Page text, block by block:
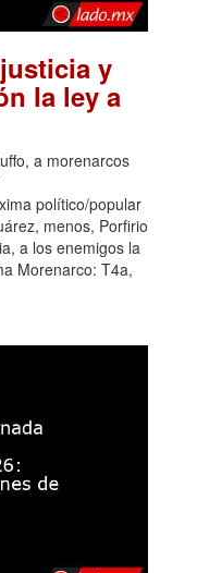
y
la ley a
a morenarcos
político/popular
menos, Porfirio
a los enemigos la
Morenarco: T4a,